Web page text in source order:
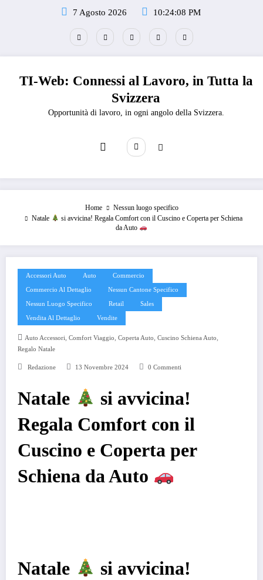
7 Agosto 2026 10:24:08 PM
TI-Web: Connessi al Lavoro, in Tutta la
Svizzera
Opportunità di lavoro, in ogni angolo della Svizzera.
Home
Nessun luogo specifico
Natale
si avvicina! Regala Comfort con il Cuscino e Coperta per Schiena
da Auto
Accessori Auto Auto Commercio
Commercio Al Dettaglio Nessun Cantone Specifico
Nessun Luogo Specifico Retail Sales
Vendita Al Dettaglio Vendite
Auto Accessori, Comfort Viaggio, Coperta Auto, Cuscino Schiena Auto,
Regalo Natale
Redazione 13 Novembre 2024 0 Commenti
Natale
si avvicina!
Regala Comfort con il
Cuscino e Coperta per
Schiena da Auto
Natale
si avvicina!